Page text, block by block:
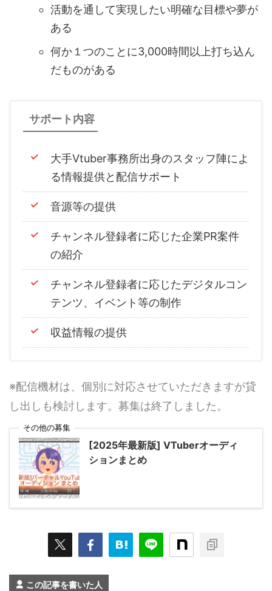
活動を通して実現したい明確な⽬標や夢が
ある
何か１つのことに3,000時間以上打ち込ん
だものがある
サポート内容
⼤⼿Vtuber事務所出⾝のスタッフ陣によ
る情報提供と配信サポート
⾳源等の提供
チャンネル登録者に応じた企業PR案件
の紹介
チャンネル登録者に応じたデジタルコン
テンツ、イベント等の制作
収益情報の提供
※配信機材は、個別に対応させていただきますが貸
し出しも検討します。募集は終了しました。
その他の募集
[2025年最新版] VTuberオーディ
ションまとめ
この記事を書いた人